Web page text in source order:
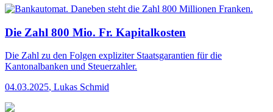
Die Zahl 800 Mio. Fr. Kapitalkosten
Die Zahl zu den Folgen expliziter Staatsgarantien für die
Kantonalbanken und Steuerzahler.
04.03.2025, Lukas Schmid